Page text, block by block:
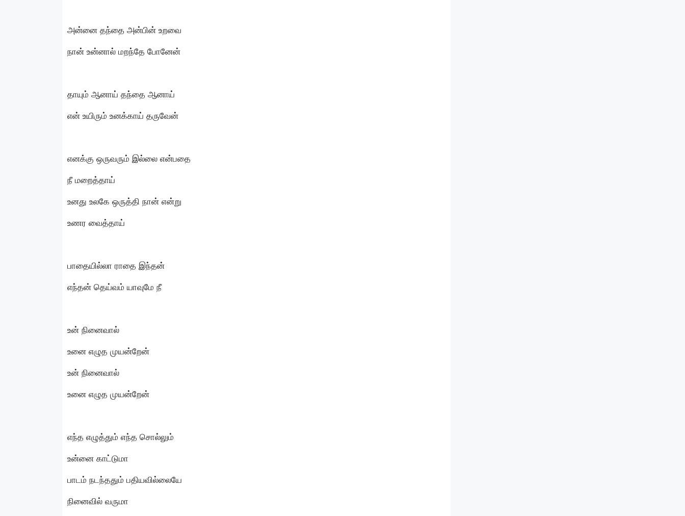
அன்னை தந்தை அன்பின் உறவை
நான் உன்னால் மறந்தே போனேன்
தாயும் ஆனாய் தந்தை ஆனாய்
என் உயிரும் உனக்காய் தருவேன்
எனக்கு ஒருவரும் இல்லை என்பதை
நீ மறைத்தாய்
உனது உலகே ஒருத்தி நான் என்று
உணர வைத்தாய்
பாதையில்லா ராதை இந்தன்
எந்தன் தெய்வம் யாவுமே நீ
உன் நினைவால்
உனை எழுத முயன்றேன்
உன் நினைவால்
உனை எழுத முயன்றேன்
எந்த எழுத்தும் எந்த சொல்லும்
உன்னை காட்டுமா
பாடம் நடந்ததும் பதியவில்லையே
நினைவில் வருமா